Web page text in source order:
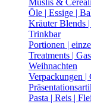
Müslis &
Öle | Essige |
Kräuter Blends
Trinkbar
Portionen |
Treatments |
Weihnachten
Verpackungen |
Pasta | Reis |